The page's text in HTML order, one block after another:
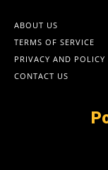
ABOUT US
TERMS OF SERVICE
PRIVACY AND POLICY
CONTACT US